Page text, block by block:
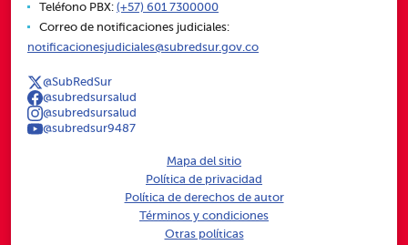
Teléfono PBX: (+57) 601 7300000
Correo de notificaciones judiciales:
notificacionesjudiciales@subredsur.gov.co
@SubRedSur
@subredsursalud
@subredsursalud
@subredsur9487
Mapa del sitio
Política de privacidad
Política de derechos de autor
Términos y condiciones
Otras políticas